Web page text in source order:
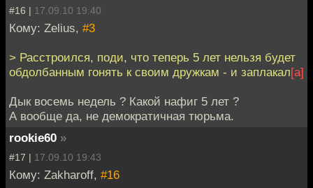
#16 | 17.09.10 19:40
Кому: Zelius, #3
> Расстроился, поди, что теперь 5 лет нельзя будет
обдолбанным гонять к своим дружкам - и заплакал[а]
Дык восемь недель ? Какой нафиг 5 лет ?
А вообще да, не демократичная тюрьма.
rookie60 »
#17 | 17.09.10 19:43
Кому: Zakharoff, #16